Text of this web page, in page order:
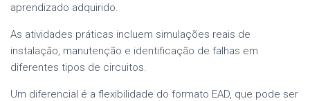
aprendizado adquirido.
As atividades práticas incluem simulações reais de
instalação, manutenção e identificação de falhas em
diferentes tipos de circuitos.
Um diferencial é a flexibilidade do formato EAD, que pode ser